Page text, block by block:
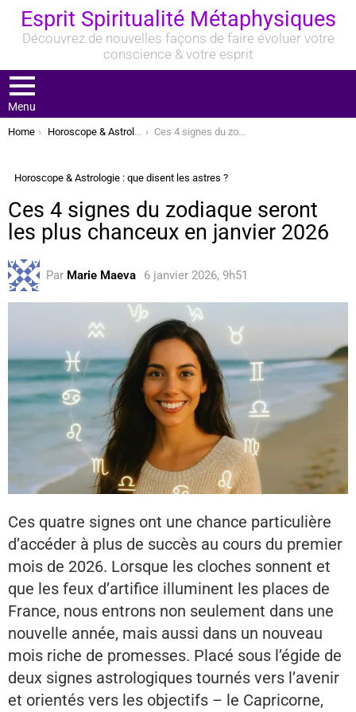
Esprit Spiritualité Métaphysiques
Découvrez de nouvelles façons de faire évoluer votre
conscience & votre esprit
Menu
You are here:
Home Horoscope & Astrologie : que disent les astres ? Ces 4 signes du zodiaque seront les plus chanceux en janvier 2026
Horoscope & Astrologie : que disent les astres ?
Ces 4 signes du zodiaque seront
les plus chanceux en janvier 2026
Par Marie Maeva 6 janvier 2026, 9h51
Ces quatre signes ont une chance particulière
d’accéder à plus de succès au cours du premier
mois de 2026. Lorsque les cloches sonnent et
que les feux d’artifice illuminent les places de
France, nous entrons non seulement dans une
nouvelle année, mais aussi dans un nouveau
mois riche de promesses. Placé sous l’égide de
deux signes astrologiques tournés vers l’avenir
et orientés vers les objectifs – le Capricorne,